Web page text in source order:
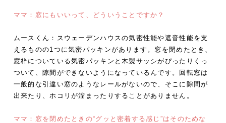
ママ：窓にもいいって、どういうことですか？
ムースくん：スウェーデンハウスの気密性能や遮音性能を支
えるものの1つに気密パッキンがあります。窓を閉めたとき、
窓枠についている気密パッキンと木製サッシがぴったりくっ
ついて、隙間ができないようになっているんです。回転窓は
一般的な引違い窓のようなレールがないので、そこに隙間が
出来たり、ホコリが溜まったりすることがありません。
ママ：窓を閉めたときの“グッと密着する感じ”はそのためな